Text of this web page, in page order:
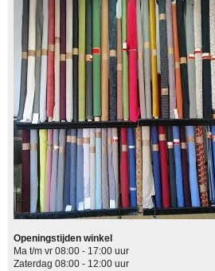
Openingstijden winkel
Ma t/m vr 08:00 - 17:00 uur
Zaterdag 08:00 - 12:00 uur